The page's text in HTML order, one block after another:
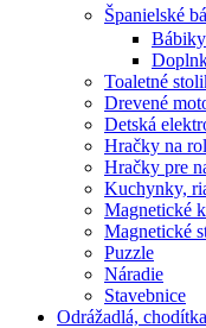
Španielské
Bábiky
Toaletné
Drevené
Detská
Hračky na
Hračky pre
Kuchynky,
Magnetické
Magnetické
Puzzle
Náradie
Stavebnice
Odrážadlá, chodítka